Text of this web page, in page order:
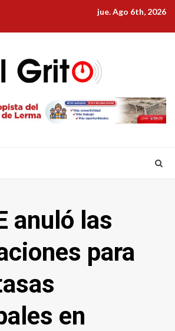
jue. Ago 6th, 2026
anuló las
para
en